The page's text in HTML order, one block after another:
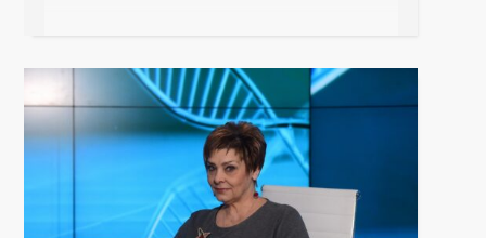
бесплатную помощь; как обезопасить своих